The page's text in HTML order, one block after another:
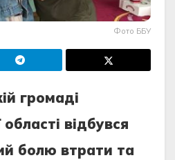
Фото ББУ
громаді
відбувся
болю втрати та